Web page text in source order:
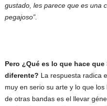
gustado, les parece que es una
pegajoso”.
Pero ¿Qué es lo que hace
diferente? La respuesta radica
muy en serio su arte y lo que
de otras bandas es el llevar